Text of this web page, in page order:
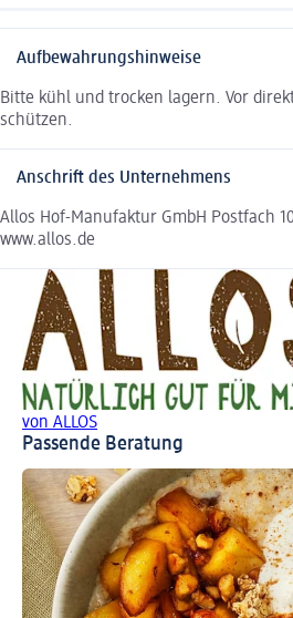
Aufbewahrungshinweise
Bitte kühl und trocken lagern. Vor
schützen.
Anschrift des Unternehmens
Allos Hof-Manufaktur GmbH Postfach
www.allos.de
von ALLOS
Passende Beratung